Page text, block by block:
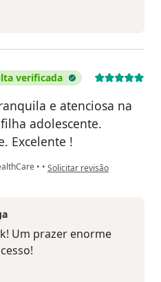
verificada
e atenciosa na
adolescente.
Excelente !
• • na opinião do utilizador
Solicitar revisão
Um prazer enorme